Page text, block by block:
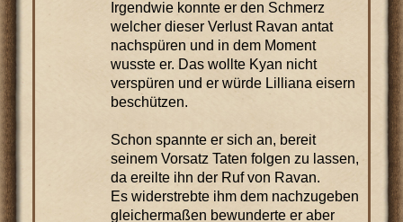
Irgendwie konnte er den Schmerz
welcher dieser Verlust Ravan antat
nachspüren und in dem Moment
wusste er. Das wollte Kyan nicht
verspüren und er würde Lilliana eisern
beschützen.
Schon spannte er sich an, bereit
seinem Vorsatz Taten folgen zu lassen,
da ereilte ihn der Ruf von Ravan.
Es widerstrebte ihm dem nachzugeben
gleichermaßen bewunderte er aber